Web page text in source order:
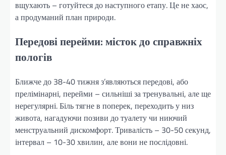
вщухають – готуйтеся до наступного етапу. Це не хаос,
а продуманий план природи.
Передові перейми: місток до справжніх
пологів
Ближче до 38-40 тижня з’являються передові, або
прелімінарні, перейми – сильніші за тренувальні, але ще
нерегулярні. Біль тягне в поперек, переходить у низ
живота, нагадуючи позиви до туалету чи ниючий
менструальний дискомфорт. Тривалість – 30-50 секунд,
інтервал – 10-30 хвилин, але вони не послідовні.